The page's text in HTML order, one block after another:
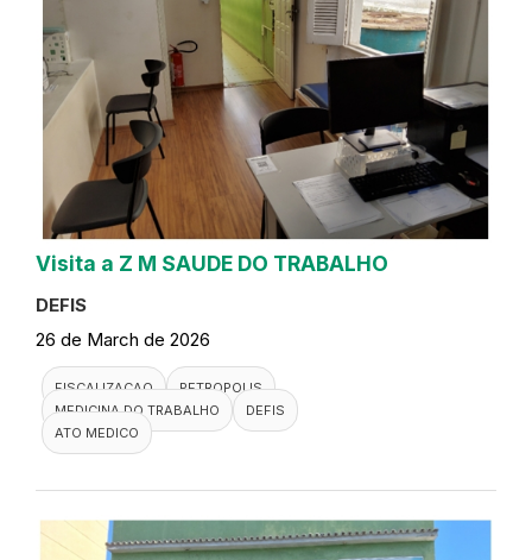
Visita a Z M SAUDE DO TRABALHO
DEFIS
26 de March de 2026
FISCALIZACAO
PETROPOLIS
MEDICINA DO TRABALHO
DEFIS
ATO MEDICO